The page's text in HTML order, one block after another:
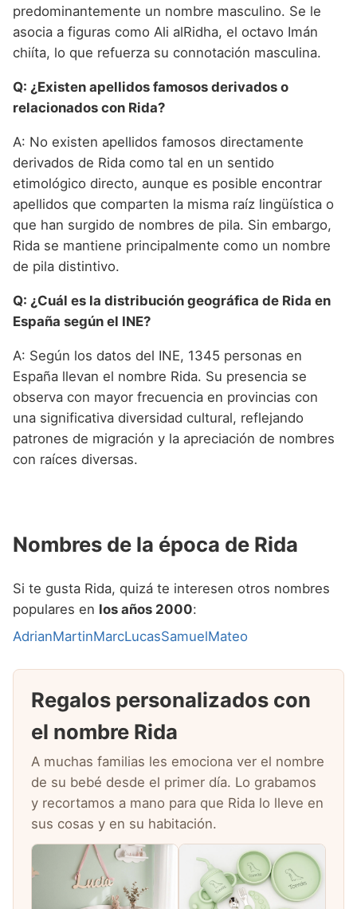
predominantemente un nombre masculino. Se le
asocia a figuras como Ali alRidha, el octavo Imán
chiíta, lo que refuerza su connotación masculina.
Q: ¿Existen apellidos famosos derivados o
relacionados con Rida?
A: No existen apellidos famosos directamente
derivados de Rida como tal en un sentido
etimológico directo, aunque es posible encontrar
apellidos que comparten la misma raíz lingüística o
que han surgido de nombres de pila. Sin embargo,
Rida se mantiene principalmente como un nombre
de pila distintivo.
Q: ¿Cuál es la distribución geográfica de Rida en
España según el INE?
A: Según los datos del INE, 1345 personas en
España llevan el nombre Rida. Su presencia se
observa con mayor frecuencia en provincias con
una significativa diversidad cultural, reflejando
patrones de migración y la apreciación de nombres
con raíces diversas.
Nombres de la época de Rida
Si te gusta Rida, quizá te interesen otros nombres
populares en los años 2000:
AdrianMartinMarcLucasSamuelMateo
Regalos personalizados con
el nombre Rida
A muchas familias les emociona ver el nombre
de su bebé desde el primer día. Lo grabamos
y recortamos a mano para que Rida lo lleve en
sus cosas y en su habitación.